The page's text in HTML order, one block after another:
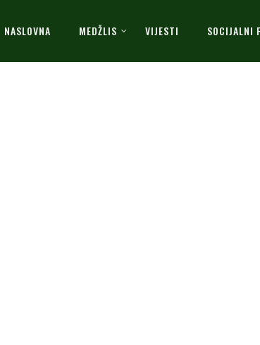
NASLOVNA MEDŽLIS VIJESTI SOCIJALNI